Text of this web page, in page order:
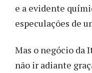
e a evidente
especulações de
Mas o negócio da
não ir adiante